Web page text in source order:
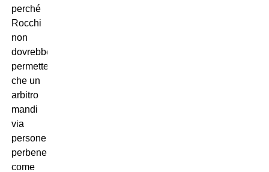
perché
Rocchi
non
dovrebbe
permettere
che un
arbitro
mandi
via
persone
perbene
come